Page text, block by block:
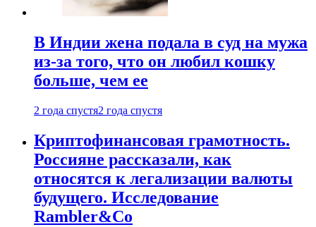
В Индии жена подала в суд на мужа
из-за того, что он любил кошку
больше, чем ее
2 года спустя2 года спустя
Криптофинансовая грамотность.
Россияне рассказали, как
относятся к легализации валюты
будущего. Исследование
Rambler&Co